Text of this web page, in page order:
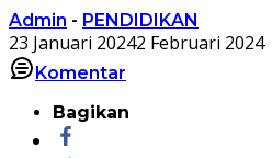
Admin - PENDIDIKAN
23 Januari 20242 Februari 2024
Komentar
Bagikan